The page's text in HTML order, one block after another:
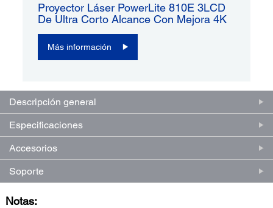
Proyector Láser PowerLite 810E 3LCD
De Ultra Corto Alcance Con Mejora 4K
Más información
Descripción general
Especificaciones
Accesorios
Soporte
Notas: